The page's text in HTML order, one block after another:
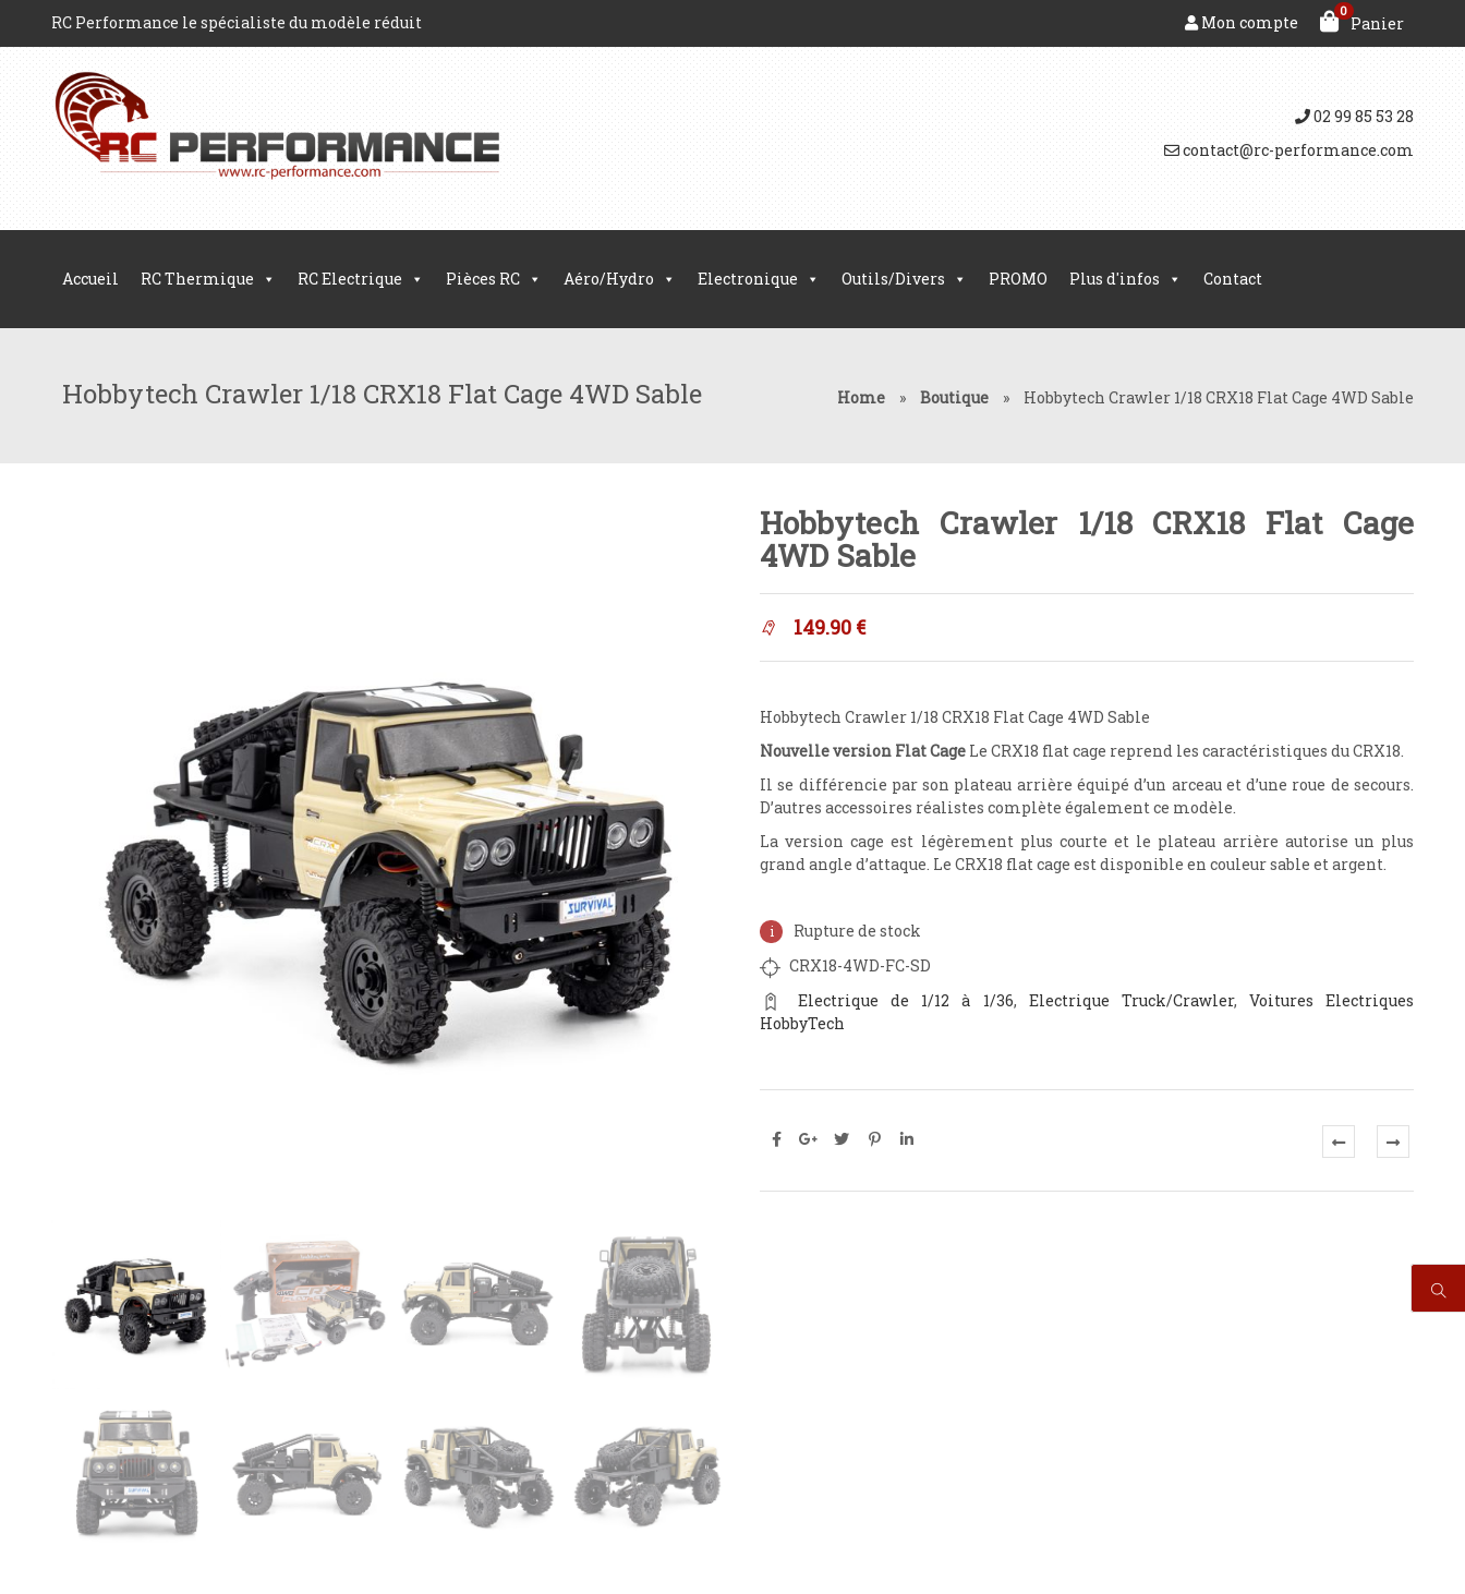
RC Performance le spécialiste du modèle réduit
0
Panier
Mon compte
02 99 85 53 28
contact@rc-performance.com
Accueil RC Thermique RC Electrique Pièces RC Aéro/Hydro Electronique Outils/Divers PROMO Plus d'infos Contact
Hobbytech Crawler 1/18 CRX18 Flat Cage 4WD Sable Home » Boutique » Hobbytech Crawler 1/18 CRX18 Flat Cage 4WD Sable
Hobbytech Crawler 1/18 CRX18 Flat Cage
4WD Sable
149.90 €
Hobbytech Crawler 1/18 CRX18 Flat Cage 4WD Sable
Nouvelle version Flat Cage Le CRX18 flat cage reprend les caractéristiques du CRX18.
Il se différencie par son plateau arrière équipé d’un arceau et d’une roue de secours.
D’autres accessoires réalistes complète également ce modèle.
La version cage est légèrement plus courte et le plateau arrière autorise un plus
grand angle d’attaque. Le CRX18 flat cage est disponible en couleur sable et argent.
Rupture de stock
CRX18-4WD-FC-SD
Electrique de 1/12 à 1/36, Electrique Truck/Crawler, Voitures Electriques
HobbyTech